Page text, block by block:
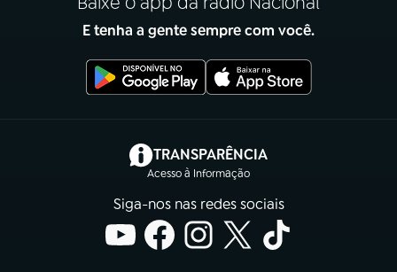
E tenha a gente sempre com você.
TRANSPARÊNCIA
Acesso à Informação
(abre em nova aba)
Siga-nos nas redes sociais